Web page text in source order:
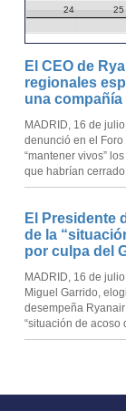
24 25
El CEO de
regionales
una
MADRID, 16 de
denunció en el
“mantener vivos”
que habrían
El Presidente
de la
por culpa del
MADRID, 16 de
Miguel Garrido,
desempeña
“situación de acoso